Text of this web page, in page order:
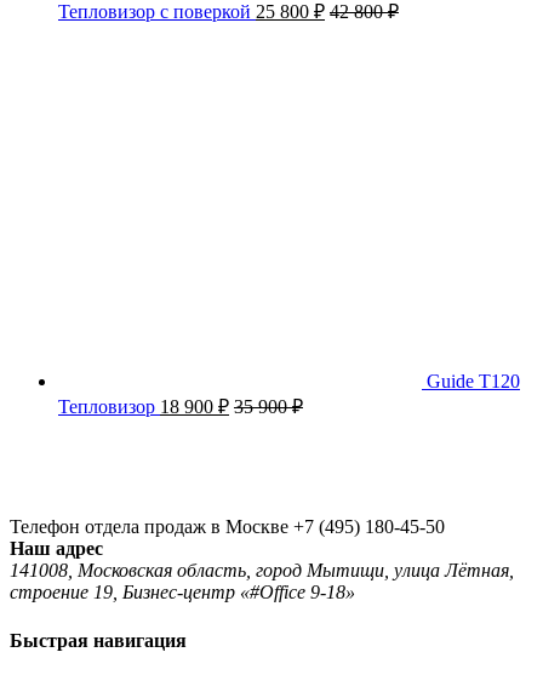
Тепловизор с поверкой 25 800 ₽ 42 800₽
Guide T120
Тепловизор 18 900 ₽ 35 900₽
Телефон отдела продаж в Москве +7 (495) 180-45-50
Наш адрес
141008, Московская область, город Мытищи, улица Лётная,
строение 19, Бизнес-центр «#Office 9-18»
Быстрая навигация